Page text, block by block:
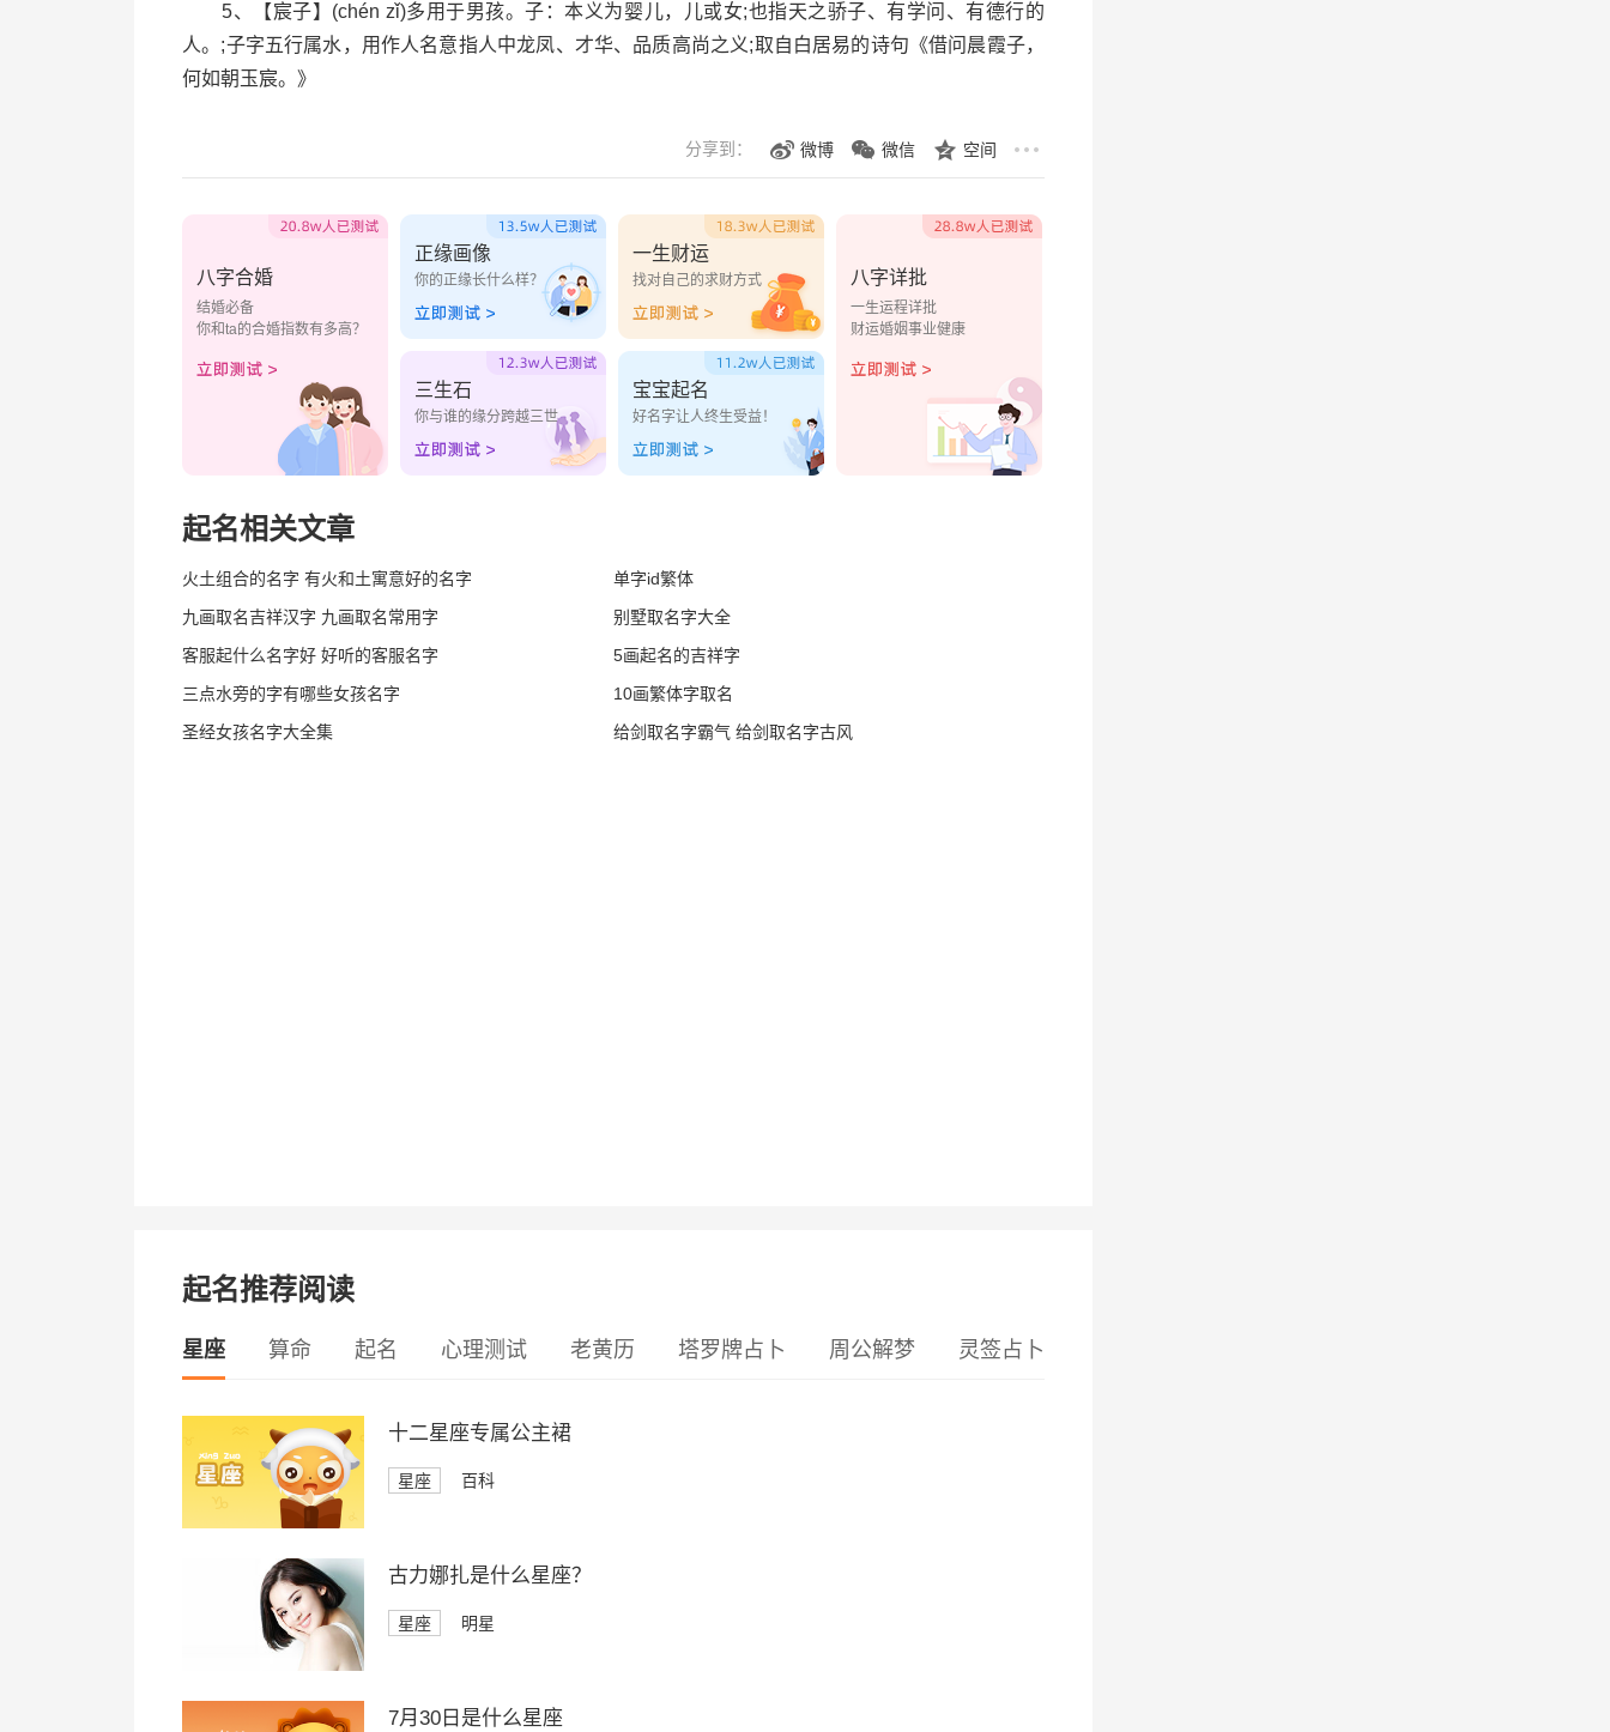
5、【宸子】(chén zǐ)多用于男孩。子：本义为婴儿，儿或女;也指天之骄子、有学问、有德行的
人。;子字五行属水，用作人名意指人中龙凤、才华、品质高尚之义;取自白居易的诗句《借问晨霞子，
何如朝玉宸。》
分享到： 微博 微信 空间
八字合婚
结婚必备
你和ta的合婚指数有多高？
正缘画像
你的正缘长什么样？
一生财运
找对自己的求财方式
三生石
你与谁的缘分跨越三世
宝宝起名
好名字让人终生受益！
八字详批
一生运程详批
财运婚姻事业健康
起名相关文章
火土组合的名字 有火和土寓意好的名字
单字id繁体
九画取名吉祥汉字 九画取名常用字
别墅取名字大全
客服起什么名字好 好听的客服名字
5画起名的吉祥字
三点水旁的字有哪些女孩名字
10画繁体字取名
圣经女孩名字大全集
给剑取名字霸气 给剑取名字古风
起名推荐阅读
星座 算命 起名 心理测试 老黄历 塔罗牌占卜 周公解梦 灵签占卜
十二星座专属公主裙
星座 百科
古力娜扎是什么星座？
星座 明星
7月30日是什么星座